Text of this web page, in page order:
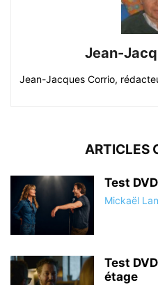
Jean-
Jean-Jacques Corrio,
ARTICLES
Test
Mickaël
Test
étage